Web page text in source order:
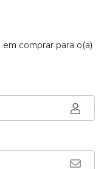
comprar para o(a)